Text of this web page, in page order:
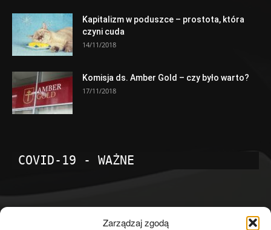
Zarządzaj zgodą
Kapitalizm w poduszce – prostota, która
czyni cuda
14/11/2018
Komisja ds. Amber Gold – czy było warto?
17/11/2018
COVID-19 - WAŻNE